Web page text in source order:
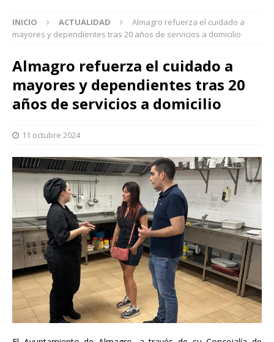
INICIO ACTUALIDAD
Almagro refuerza el cuidado a
mayores y dependientes tras 20 años de servicios a domicilio
Almagro refuerza el cuidado a
mayores y dependientes tras 20
años de servicios a domicilio
11 octubre 2024